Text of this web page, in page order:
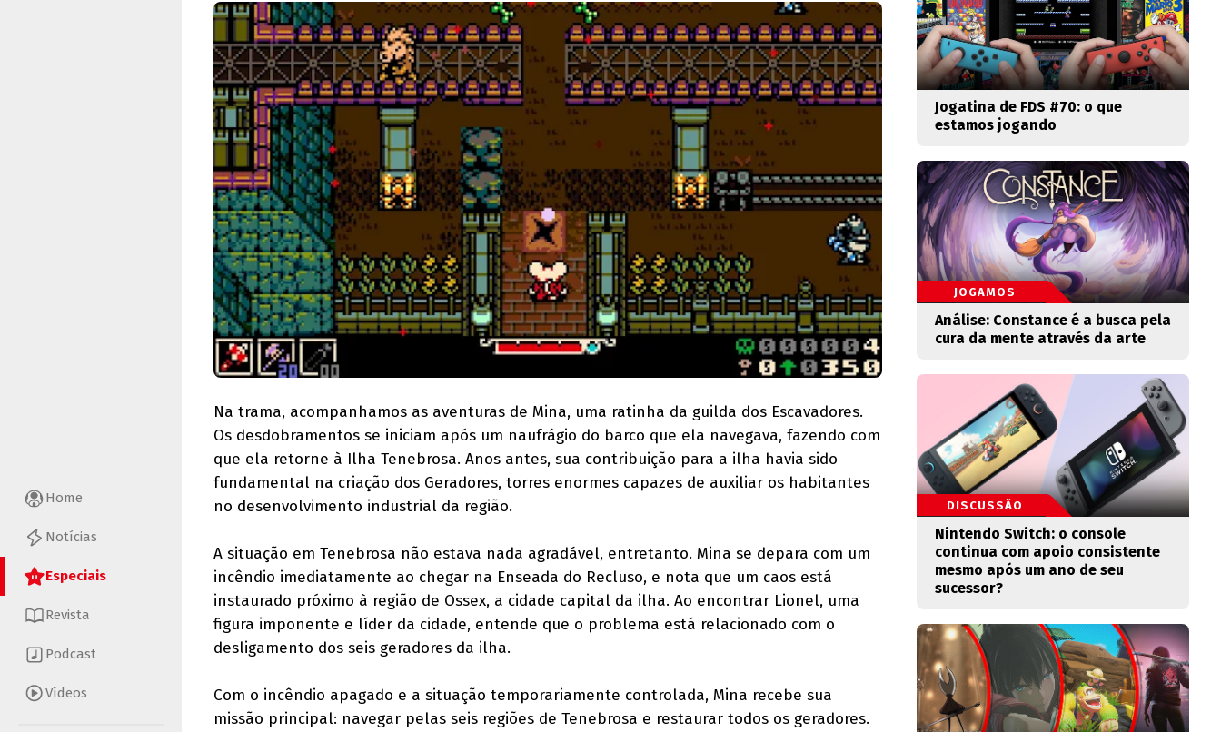
Home
Notícias
Especiais
Revista
Podcast
Vídeos
Na trama, acompanhamos as aventuras de Mina, uma ratinha da guilda dos Escavadores.
Os desdobramentos se iniciam após um naufrágio do barco que ela navegava, fazendo com
que ela retorne à Ilha Tenebrosa. Anos antes, sua contribuição para a ilha havia sido
fundamental na criação dos Geradores, torres enormes capazes de auxiliar os habitantes
no desenvolvimento industrial da região.
A situação em Tenebrosa não estava nada agradável, entretanto. Mina se depara com um
incêndio imediatamente ao chegar na Enseada do Recluso, e nota que um caos está
instaurado próximo à região de Ossex, a cidade capital da ilha. Ao encontrar Lionel, uma
figura imponente e líder da cidade, entende que o problema está relacionado com o
desligamento dos seis geradores da ilha.
Com o incêndio apagado e a situação temporariamente controlada, Mina recebe sua
missão principal: navegar pelas seis regiões de Tenebrosa e restaurar todos os geradores.
Jogatina de FDS #70: o que
estamos jogando
JOGAMOS
Análise: Constance é a busca pela
cura da mente através da arte
DISCUSSÃO
Nintendo Switch: o console
continua com apoio consistente
mesmo após um ano de seu
sucessor?